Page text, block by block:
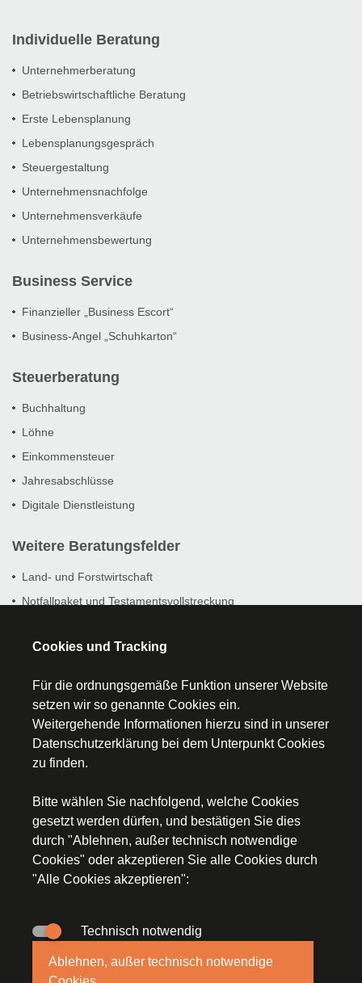
Individuelle Beratung
Unternehmerberatung
Betriebswirtschaftliche Beratung
Erste Lebensplanung
Lebensplanungsgespräch
Steuergestaltung
Unternehmensnachfolge
Unternehmensverkäufe
Unternehmensbewertung
Business Service
Finanzieller „Business Escort“
Business-Angel „Schuhkarton“
Steuerberatung
Buchhaltung
Löhne
Einkommensteuer
Jahresabschlüsse
Digitale Dienstleistung
Weitere Beratungsfelder
Land- und Forstwirtschaft
Notfallpaket und Testamentsvollstreckung
Startseite
Impressum
Datenschutz
97318 Kitzingen, E-Mail:steuerkanzlei(at)stb-segerer-
Cookies und Tracking
Für die ordnungsgemäße Funktion unserer Website
setzen wir so genannte Cookies ein.
Weitergehende Informationen hierzu sind in unserer
Datenschutzerklärung bei dem Unterpunkt Cookies
zu finden.
Bitte wählen Sie nachfolgend, welche Cookies
gesetzt werden dürfen, und bestätigen Sie dies
durch "Ablehnen, außer technisch notwendige
Cookies" oder akzeptieren Sie alle Cookies durch
"Alle Cookies akzeptieren":
Technisch notwendig
Ablehnen, außer technisch notwendige